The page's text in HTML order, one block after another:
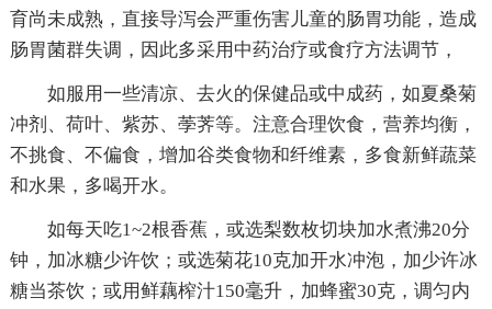
育尚未成熟，直接导泻会严重伤害儿童的肠胃功能，造成
肠胃菌群失调，因此多采用中药治疗或食疗方法调节，
如服用一些清凉、去火的保健品或中成药，如夏桑菊
冲剂、荷叶、紫苏、荸荠等。注意合理饮食，营养均衡，
不挑食、不偏食，增加谷类食物和纤维素，多食新鲜蔬菜
和水果，多喝开水。
如每天吃1~2根香蕉，或选梨数枚切块加水煮沸20分
钟，加冰糖少许饮；或选菊花10克加开水冲泡，加少许冰
糖当茶饮；或用鲜藕榨汁150毫升，加蜂蜜30克，调匀内